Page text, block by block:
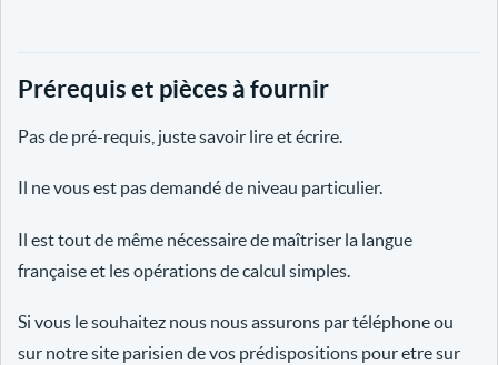
Prérequis et pièces à fournir
Pas de pré-requis, juste savoir lire et écrire.
Il ne vous est pas demandé de niveau particulier.
Il est tout de même nécessaire de maîtriser la langue
française et les opérations de calcul simples.
Si vous le souhaitez nous nous assurons par téléphone ou
sur notre site parisien de vos prédispositions pour etre sur